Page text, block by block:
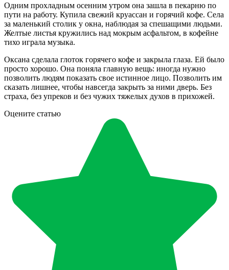
Одним прохладным осенним утром она зашла в пекарню по
пути на работу. Купила свежий круассан и горячий кофе. Села
за маленький столик у окна, наблюдая за спешащими людьми.
Желтые листья кружились над мокрым асфальтом, в кофейне
тихо играла музыка.
Оксана сделала глоток горячего кофе и закрыла глаза. Ей было
просто хорошо. Она поняла главную вещь: иногда нужно
позволить людям показать свое истинное лицо. Позволить им
сказать лишнее, чтобы навсегда закрыть за ними дверь. Без
страха, без упреков и без чужих тяжелых духов в прихожей.
Оцените статью